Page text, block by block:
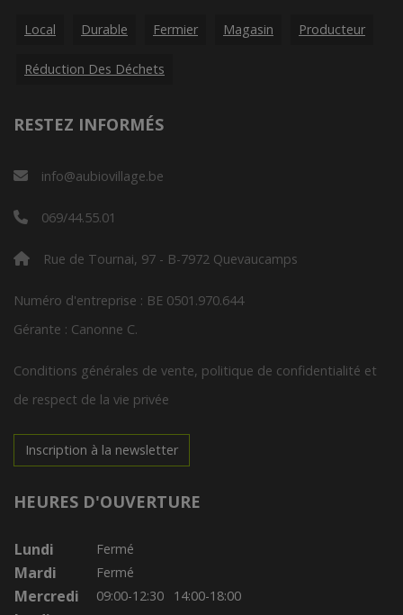
Local Durable Fermier Magasin Producteur
Réduction Des Déchets
RESTEZ INFORMÉS
info@aubiovillage.be
069/44.55.01
Rue de Tournai, 97 - B-7972 Quevaucamps
Numéro d'entreprise : BE 0501.970.644
Gérante : Canonne C.
Conditions générales de vente, politique de confidentialité et
de respect de la vie privée
Inscription à la newsletter
HEURES D'OUVERTURE
Lundi Fermé
Mardi Fermé
Mercredi 09:00-12:30 14:00-18:00